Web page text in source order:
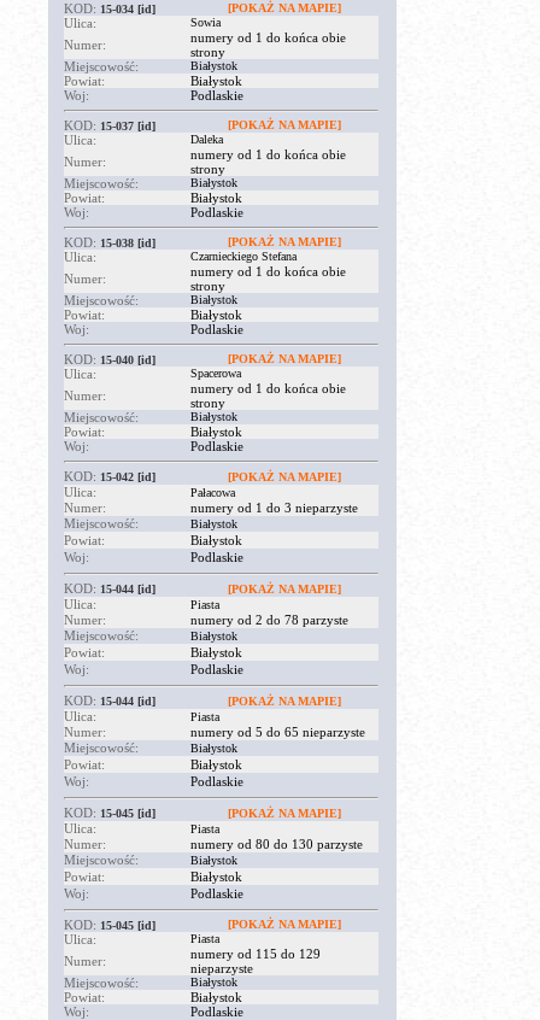
KOD: 15-034 [id] [POKAŻ NA MAPIE]
Ulica: Sowia
Numer:
numery od 1 do końca obie
strony
Miejscowość:
Białystok
Powiat:
Białystok
Woj:
Podlaskie
KOD: 15-037 [id] [POKAŻ NA MAPIE]
Ulica: Daleka
Numer:
numery od 1 do końca obie
strony
Miejscowość:
Białystok
Powiat:
Białystok
Woj:
Podlaskie
KOD: 15-038 [id] [POKAŻ NA MAPIE]
Ulica: Czarnieckiego Stefana
Numer:
numery od 1 do końca obie
strony
Miejscowość:
Białystok
Powiat:
Białystok
Woj:
Podlaskie
KOD: 15-040 [id] [POKAŻ NA MAPIE]
Ulica: Spacerowa
Numer:
numery od 1 do końca obie
strony
Miejscowość:
Białystok
Powiat:
Białystok
Woj:
Podlaskie
KOD: 15-042 [id] [POKAŻ NA MAPIE]
Ulica: Pałacowa
Numer:
numery od 1 do 3 nieparzyste
Miejscowość:
Białystok
Powiat:
Białystok
Woj:
Podlaskie
KOD: 15-044 [id] [POKAŻ NA MAPIE]
Ulica: Piasta
Numer:
numery od 2 do 78 parzyste
Miejscowość:
Białystok
Powiat:
Białystok
Woj:
Podlaskie
KOD: 15-044 [id] [POKAŻ NA MAPIE]
Ulica: Piasta
Numer:
numery od 5 do 65 nieparzyste
Miejscowość:
Białystok
Powiat:
Białystok
Woj:
Podlaskie
KOD: 15-045 [id] [POKAŻ NA MAPIE]
Ulica: Piasta
Numer:
numery od 80 do 130 parzyste
Miejscowość:
Białystok
Powiat:
Białystok
Woj:
Podlaskie
KOD: 15-045 [id] [POKAŻ NA MAPIE]
Ulica: Piasta
Numer:
numery od 115 do 129
nieparzyste
Miejscowość:
Białystok
Powiat:
Białystok
Woj:
Podlaskie